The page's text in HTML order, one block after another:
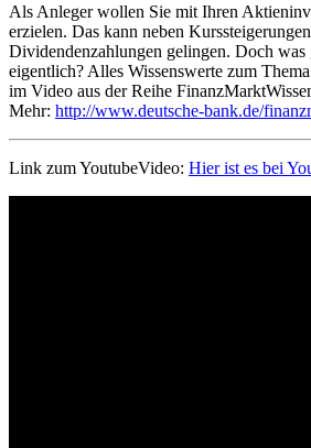
Als Anleger wollen Sie mit Ihren
erzielen. Das kann neben
Dividendenzahlungen gelingen. Doch
eigentlich? Alles Wissenswerte zum
im Video aus der Reihe
Mehr: http://www.deutsche-bank.de/
Link zum YoutubeVideo: Hier ist es bei